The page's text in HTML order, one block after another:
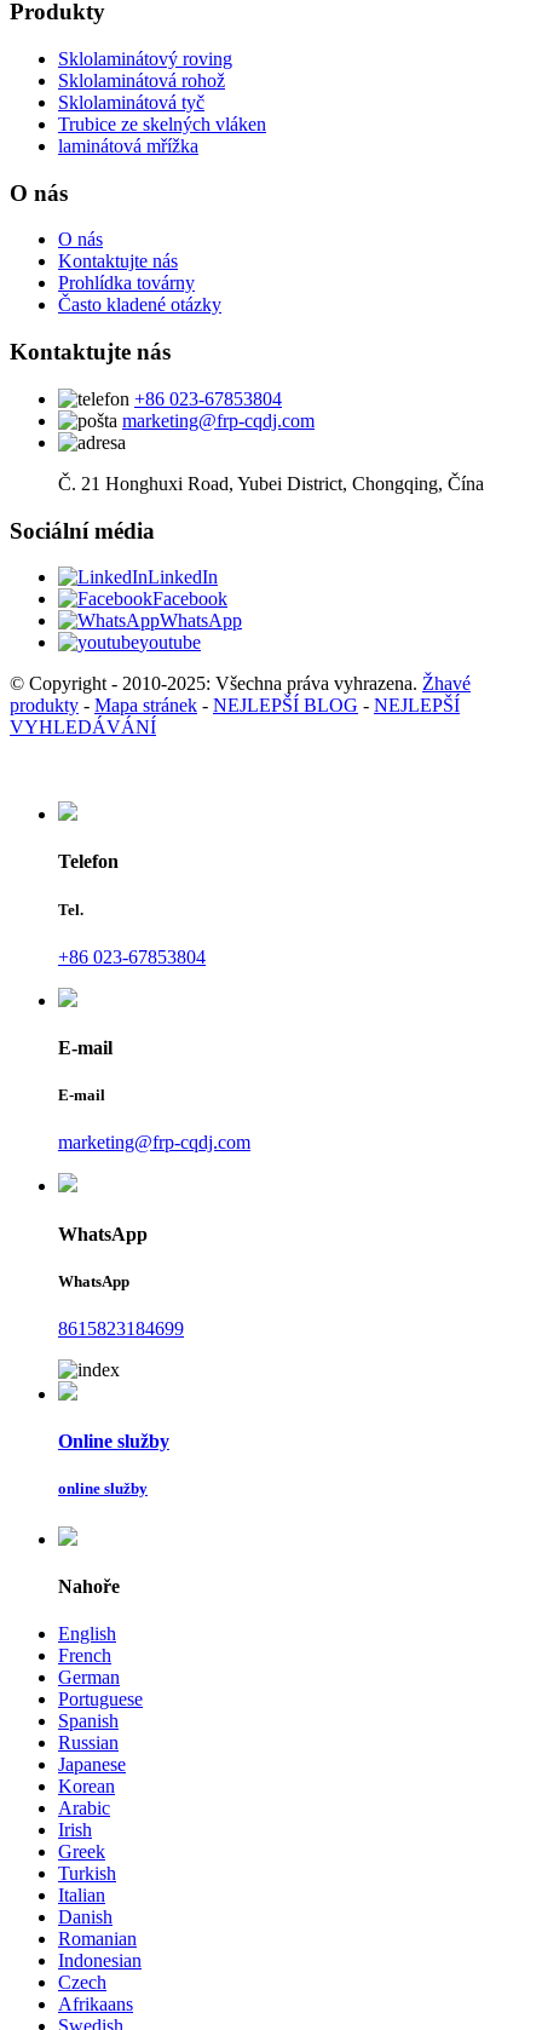
Produkty
Sklolaminátový roving
Sklolaminátová rohož
Sklolaminátová tyč
Trubice ze skelných vláken
laminátová mřížka
O nás
O nás
Kontaktujte nás
Prohlídka továrny
Často kladené otázky
Kontaktujte nás
+86 023-67853804
marketing@frp-cqdj.com
Č. 21 Honghuxi Road, Yubei District, Chongqing, Čína
Sociální média
LinkedIn
Facebook
WhatsApp
youtube
© Copyright - 2010-2025: Všechna práva vyhrazena. Žhavé
produkty - Mapa stránek - NEJLEPŠÍ BLOG - NEJLEPŠÍ
VYHLEDÁVÁNÍ
Telefon
Tel.
+86 023-67853804
E-mail
E-mail
marketing@frp-cqdj.com
WhatsApp
WhatsApp
8615823184699
Online služby
online služby
Nahoře
English
French
German
Portuguese
Spanish
Russian
Japanese
Korean
Arabic
Irish
Greek
Turkish
Italian
Danish
Romanian
Indonesian
Czech
Afrikaans